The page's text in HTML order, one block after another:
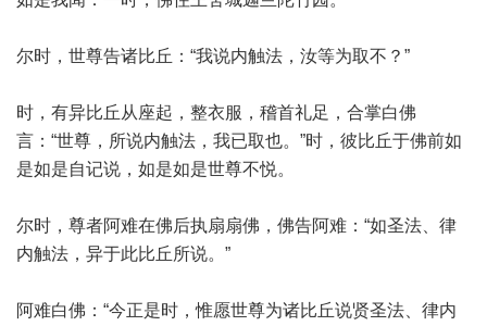
尔时，世尊告诸比丘：“我说内触法，汝等为取不？”
时，有异比丘从座起，整衣服，稽首礼足，合掌白佛
言：“世尊，所说内触法，我已取也。”时，彼比丘于佛前如
是如是自记说，如是如是世尊不悦。
尔时，尊者阿难在佛后执扇扇佛，佛告阿难：“如圣法、律
内触法，异于此比丘所说。”
阿难白佛：“今正是时，惟愿世尊为诸比丘说贤圣法、律内